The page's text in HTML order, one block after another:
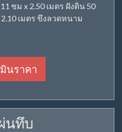
ซม x 2.50 เมตร ฝังดิน 50
เมตร ขึงลวดหนาม
นราคา
นทึบ